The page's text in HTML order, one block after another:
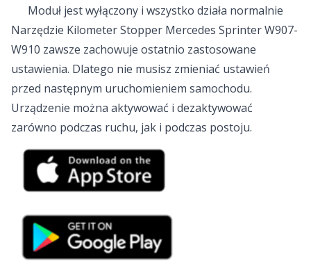
Moduł jest wyłączony i wszystko działa normalnie
Narzędzie Kilometer Stopper Mercedes Sprinter W907-
W910 zawsze zachowuje ostatnio zastosowane
ustawienia. Dlatego nie musisz zmieniać ustawień
przed następnym uruchomieniem samochodu.
Urządzenie można aktywować i dezaktywować
zarówno podczas ruchu, jak i podczas postoju.